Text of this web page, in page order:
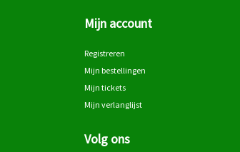
Mijn account
Registreren
Mijn bestellingen
Mijn tickets
Mijn verlanglijst
Volg ons